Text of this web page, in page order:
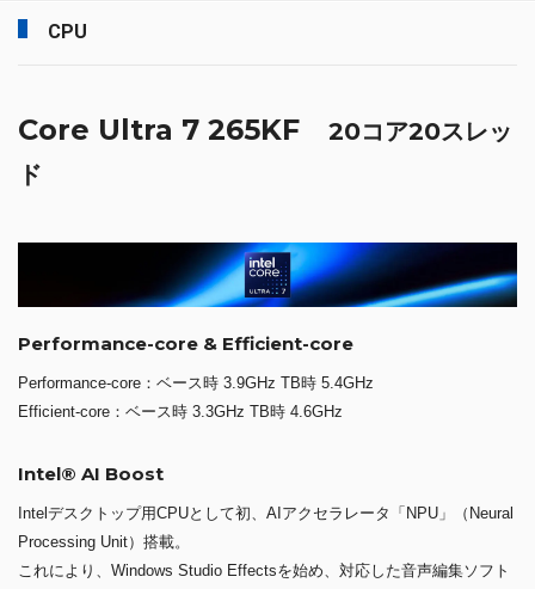
CPU
Core Ultra 7 265KF 20コア20スレッ
ド
Performance-core & Efficient-core
Performance-core：ベース時 3.9GHz TB時 5.4GHz
Efficient-core：ベース時 3.3GHz TB時 4.6GHz
Intel® AI Boost
Intelデスクトップ用CPUとして初、AIアクセラレータ「NPU」（Neural
Processing Unit）搭載。
これにより、Windows Studio Effectsを始め、対応した音声編集ソフト